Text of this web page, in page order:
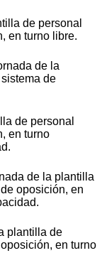
de personal
en turno libre.
de la
de
de personal
en turno
de la plantilla
oposición, en
plantilla de
en turno